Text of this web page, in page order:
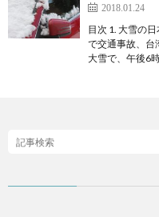
2018.01.24
目次 1. 大雪の
で交通事故、台
大雪で、午後6